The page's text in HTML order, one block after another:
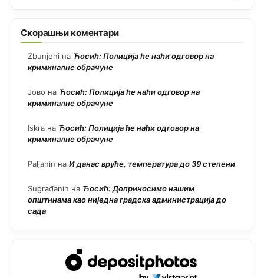
Скорашњи коментари
Zbunjeni на Ћосић: Полиција ће наћи одговор на
криминалне обрачуне
Јово на Ћосић: Полиција ће наћи одговор на
криминалне обрачуне
Iskra на Ћосић: Полиција ће наћи одговор на
криминалне обрачуне
Paljanin на И данас вруће, температура до 39 степени
Sugrađanin на Ћосић: Доприносимо нашим
општинама као ниједна градска администрација до
сада